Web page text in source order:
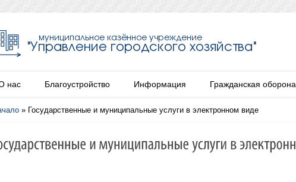
нас Благоустройство Информация Гражданская оборона
» Государственные и муниципальные услуги в электронном виде